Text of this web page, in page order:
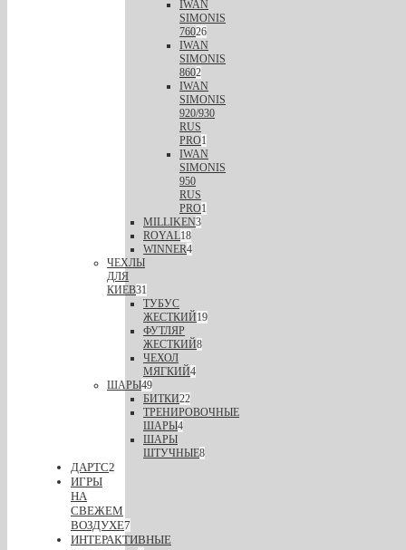
IWAN
SIMONIS
76026
IWAN
SIMONIS
8602
IWAN
SIMONIS
920/930
RUS
PRO1
IWAN
SIMONIS
950
RUS
PRO1
MILLIKEN3
ROYAL18
WINNER4
ЧЕХЛЫ
ДЛЯ
КИЕВ31
ТУБУС
ЖЕСТКИЙ19
ФУТЛЯР
ЖЕСТКИЙ8
ЧЕХОЛ
МЯГКИЙ4
ШАРЫ49
БИТКИ22
ТРЕНИРОВОЧНЫЕ
ШАРЫ4
ШАРЫ
ШТУЧНЫЕ8
ДАРТС2
ИГРЫ
НА
СВЕЖЕМ
ВОЗДУХЕ7
ИНТЕРАКТИВНЫЕ